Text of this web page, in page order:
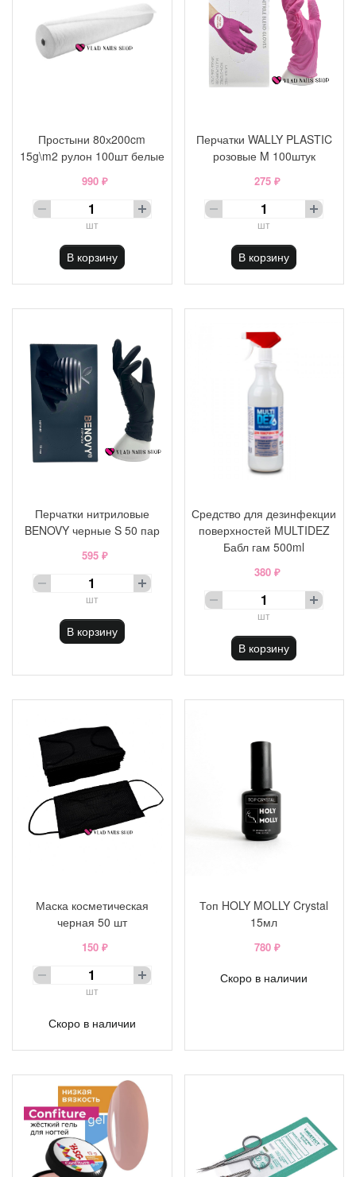
Простыни 80х200cm
15g\m2 рулон 100шт белые
990 ₽
шт
В корзину
Перчатки WALLY PLASTIC
розовые M 100штук
275 ₽
шт
В корзину
Перчатки нитриловые
BENOVY черные S 50 пар
595 ₽
шт
В корзину
Средство для дезинфекции
поверхностей MULTIDEZ
Бабл гам 500ml
380 ₽
шт
В корзину
Маска косметическая
черная 50 шт
150 ₽
шт
Скоро в наличии
Топ HOLY MOLLY Crystal
15мл
780 ₽
Скоро в наличии